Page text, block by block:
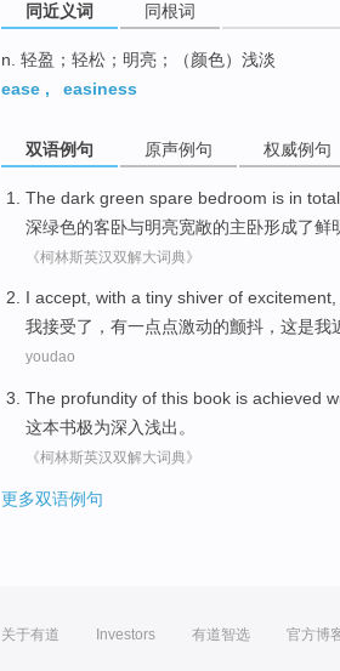
同近义词 同根词
n. 轻盈；轻松；明亮；（颜色）浅淡
ease , easiness
双语例句 原声例句 权威例句
The dark green spare bedroom is in total
深绿色的客卧与明亮宽敞的主卧形成了鲜
《柯林斯英汉双解大词典》
I accept, with a tiny shiver of excitement
我接受了， 有一点点激动的颤抖 ，这是我
youdao
The profundity of this book is achieved
这本书极为深入浅出。
《柯林斯英汉双解大词典》
更多双语例句
关于有道 Investors 有道智选 官方博